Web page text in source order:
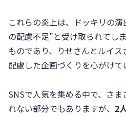
これらの炎上は、ドッキリの
の配慮不足”と受け取られてし
ものであり、りせさんとルイ
配慮した企画づくりを心がけて
SNSで人気を集める中で、さ
れない部分でもありますが、 2